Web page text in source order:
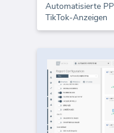
Automatisierte
TikTok-Anzeigen